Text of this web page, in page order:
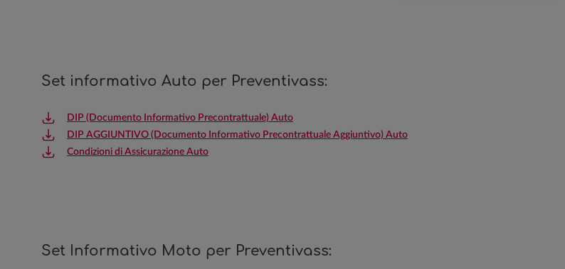
Set informativo Auto per Preventivass:
DIP (Documento Informativo Precontrattuale) Auto
DIP AGGIUNTIVO (Documento Informativo Precontrattuale Aggiuntivo) Auto
Condizioni di Assicurazione Auto
Set Informativo Moto per Preventivass: